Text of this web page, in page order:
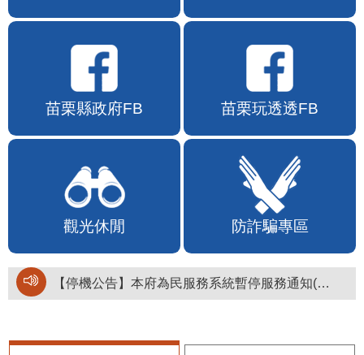
苗栗縣政府FB 苗栗玩透透FB
觀光休閒 防詐騙專區
【停機公告】本府為民服務系統暫停服務通知(停止服務時間：115年8月6日17時至19時)